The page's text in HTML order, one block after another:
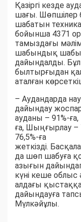
Қазіргі кезде
шағы. Шөпшілер
шабатын
бойынша 4371
тамыздағы
шабындық
дайындалды.
былтырғыдан
аталған
– Аудандарда
дайындау
ауданы – 91%-
ға, Шыңғырлау –
76,5%-ға
жеткізді.
да шөп шабуға
азығын
күні кеше облыс
алдағы
дайындауға
Мүлкәйұлы.